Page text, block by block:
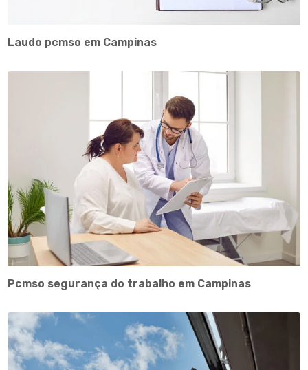
Laudo pcmso em Campinas
Pcmso segurança do trabalho em Campinas